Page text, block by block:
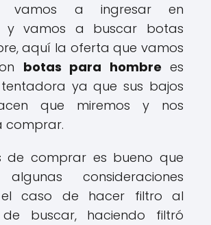
vamos a ingresar en
y vamos a buscar botas
aquí la oferta que vamos
botas para hombre es
ya que sus bajos
que miremos y nos
comprar.
de comprar es bueno que
consideraciones
caso de hacer filtro al
buscar, haciendo filtró